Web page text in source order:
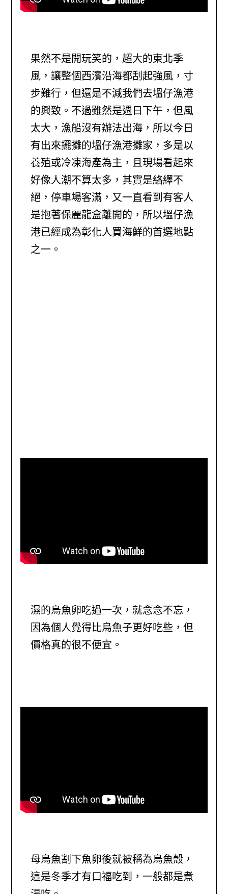
果然不是開玩笑的，超大的東北季
風，讓整個西濱沿海都刮起強風，寸
步難行，但還是不減我們去塭仔漁港
的興致。不過雖然是週日下午，但風
太大，漁船沒有辦法出海，所以今日
有出來擺攤的塭仔漁港攤家，多是以
養殖或冷凍海產為主，且現場看起來
好像人潮不算太多，其實是絡繹不
絕，停車場客滿，又一直看到有客人
是抱著保麗龍盒離開的，所以塭仔漁
港已經成為彰化人買海鮮的首選地點
之一。
濕的烏魚卵吃過一次，就念念不忘，
因為個人覺得比烏魚子更好吃些，但
價格真的很不便宜。
母烏魚割下魚卵後就被稱為烏魚殼，
這是冬季才有口福吃到，一般都是煮